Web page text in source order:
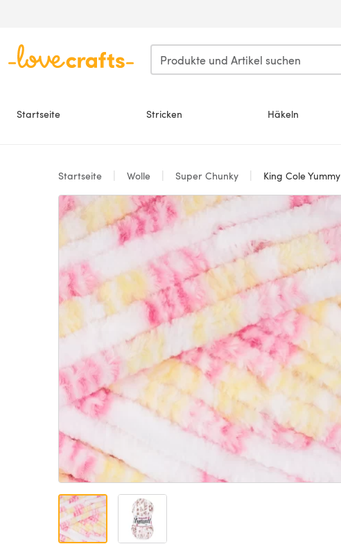
Startseite Stricken Häkeln
Startseite Wolle Super Chunky King Cole Yummy